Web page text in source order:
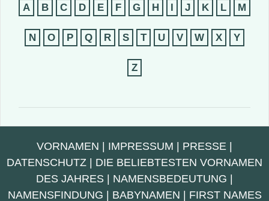
A
B C D E F G H I J K L M
N O P Q R S T U V W X Y
Z
VORNAMEN | IMPRESSUM | PRESSE |
DATENSCHUTZ | DIE BELIEBTESTEN VORNAMEN
DES JAHRES | NAMENSBEDEUTUNG |
NAMENSFINDUNG | BABYNAMEN | FIRST NAMES